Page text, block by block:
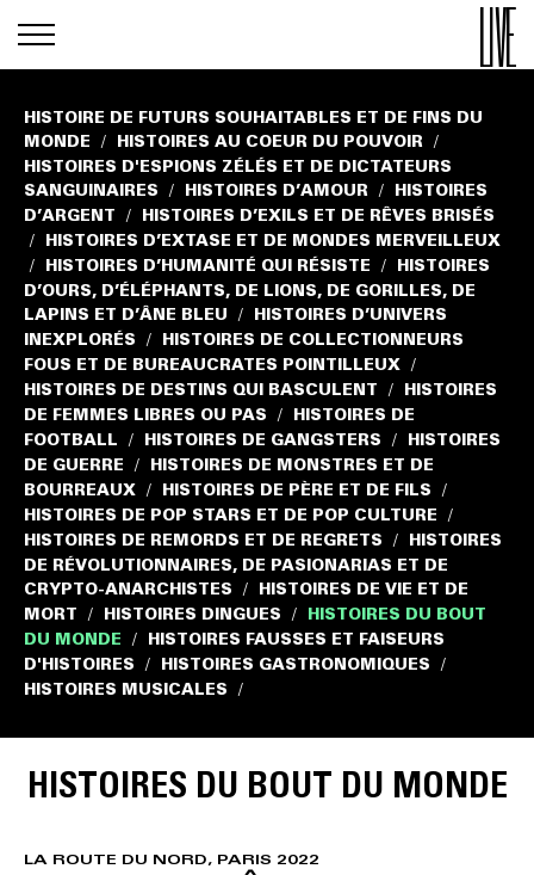
HISTOIRE DE FUTURS SOUHAITABLES ET DE FINS DU
MONDE
/ HISTOIRES AU COEUR DU POUVOIR /
HISTOIRES D'ESPIONS ZÉLÉS ET DE DICTATEURS
SANGUINAIRES
/ HISTOIRES D’AMOUR /
HISTOIRES
D’ARGENT
/ HISTOIRES D’EXILS ET DE RÊVES BRISÉS
/ HISTOIRES D’EXTASE ET DE MONDES MERVEILLEUX
/ HISTOIRES D’HUMANITÉ QUI RÉSISTE /
HISTOIRES
D’OURS, D’ÉLÉPHANTS, DE LIONS, DE GORILLES, DE
LAPINS ET D’ÂNE BLEU
/
HISTOIRES D’UNIVERS
INEXPLORÉS
/
HISTOIRES DE COLLECTIONNEURS
FOUS ET DE BUREAUCRATES POINTILLEUX /
HISTOIRES DE DESTINS QUI BASCULENT /
HISTOIRES
DE FEMMES LIBRES OU PAS
/
HISTOIRES DE
FOOTBALL
/ HISTOIRES DE GANGSTERS /
HISTOIRES
DE GUERRE
/
HISTOIRES DE MONSTRES ET DE
BOURREAUX / HISTOIRES DE PÈRE ET DE FILS /
HISTOIRES DE POP STARS ET DE POP CULTURE /
HISTOIRES DE REMORDS ET DE REGRETS /
HISTOIRES
DE RÉVOLUTIONNAIRES, DE PASIONARIAS ET DE
CRYPTO-ANARCHISTES
/
HISTOIRES DE VIE ET DE
MORT
/ HISTOIRES DINGUES /
HISTOIRES DU BOUT
DU MONDE
/
HISTOIRES FAUSSES ET FAISEURS
D'HISTOIRES
/ HISTOIRES GASTRONOMIQUES /
HISTOIRES MUSICALES /
HISTOIRES DU BOUT DU MONDE
LA ROUTE DU NORD, PARIS 2022